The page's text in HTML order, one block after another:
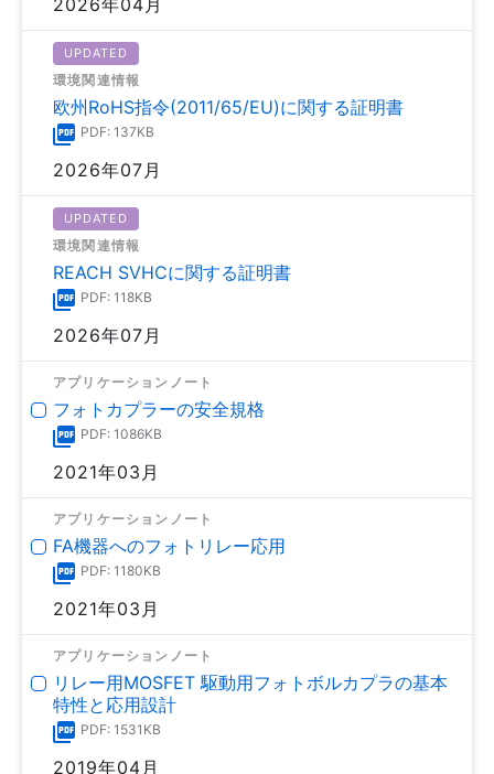
UPDATED
環境関連情報
欧州RoHS指令(2011/65/EU)に関する証明書
PDF: 137KB
2026年07月
UPDATED
環境関連情報
REACH SVHCに関する証明書
PDF: 118KB
2026年07月
アプリケーションノート
フォトカプラーの安全規格
PDF: 1086KB
2021年03月
アプリケーションノート
FA機器へのフォトリレー応用
PDF: 1180KB
2021年03月
アプリケーションノート
リレー用MOSFET 駆動用フォトボルカプラの基本
特性と応用設計
PDF: 1531KB
2019年04月